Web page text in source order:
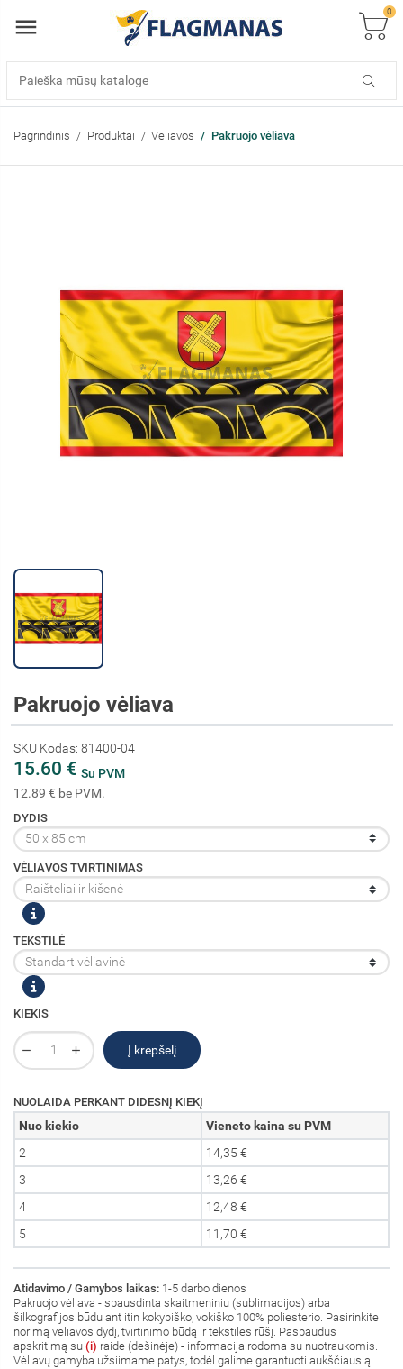
0
Pagrindinis Produktai Vėliavos Pakruojo vėliava
Pakruojo vėliava
SKU Kodas: 81400-04
15.60 € Su PVM
12.89 € be PVM.
DYDIS
VĖLIAVOS TVIRTINIMAS
TEKSTILĖ
KIEKIS
Į krepšelį
NUOLAIDA PERKANT DIDESNĮ KIEKĮ
Nuo kiekio
Vieneto kaina su PVM
2
14,35 €
3
13,26 €
4
12,48 €
5
11,70 €
Atidavimo / Gamybos laikas: 1-5 darbo dienos
Pakruojo vėliava - spausdinta skaitmeniniu (sublimacijos) arba
šilkografijos būdu ant itin kokybiško, vokiško 100% poliesterio. Pasirinkite
norimą vėliavos dydį, tvirtinimo būdą ir tekstilės rūšį. Paspaudus
apskritimą su (i) raide (dešinėje) - informacija rodoma su nuotraukomis.
Vėliavų gamyba užsiimame patys, todėl galime garantuoti aukščiausią